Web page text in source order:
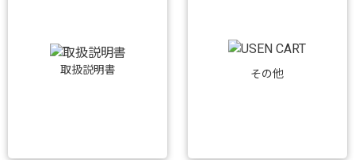
取扱説明書 その他